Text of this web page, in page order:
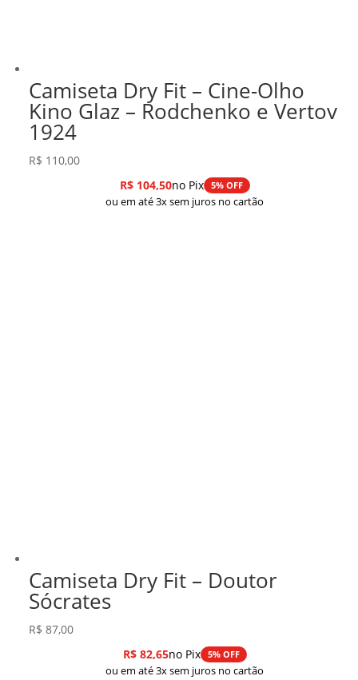
Camiseta Dry Fit – Cine-Olho
Kino Glaz – Rodchenko e Vertov
1924
R$ 110,00
R$104,50no Pix 5% OFF
ou em até 3x sem juros no cartão
Camiseta Dry Fit – Doutor
Sócrates
R$ 87,00
R$82,65no Pix 5% OFF
ou em até 3x sem juros no cartão